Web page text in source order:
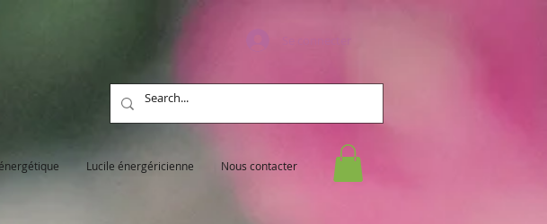
Lucile énergéricienne Nous contacter